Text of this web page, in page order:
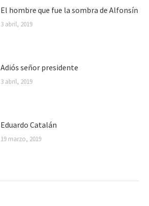
El hombre que fue la sombra de Alfonsín
3 abril, 2019
Adiós señor presidente
3 abril, 2019
Eduardo Catalán
19 marzo, 2019